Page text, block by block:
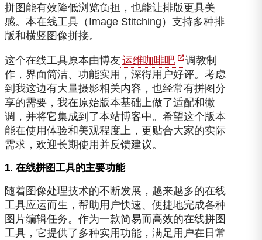
拼图能有效降低浏览负担，也能让排版更具美
感。本在线工具（Image Stitching）支持多种排
版和横竖图像拼接。
这个在线工具原本由博友 运维咖啡吧
调教制
作，界面简洁、功能实用，深得用户好评。考虑
到我这边有大量摄影相关内容，也经常有拼图分
享的需要，我在原始版本基础上做了适配和微
调，并将它集成到了本站博客中。希望这个版本
能在使用体验和美观程度上，更贴合大家的实际
需求，欢迎长期使用并反馈建议。
1. 在线拼图工具的主要功能
随着图像处理技术的不断发展，越来越多的在线
工具应运而生，帮助用户快速、便捷地完成各种
图片编辑任务。作为一款简易而高效的在线拼图
工具，它提供了多种实用功能，满足用户在日常